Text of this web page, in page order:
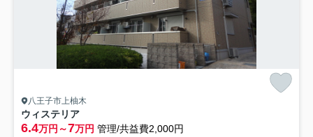
八王子市上柚木
ウィステリア
6.4万円～7万円 管理/共益費2,000円